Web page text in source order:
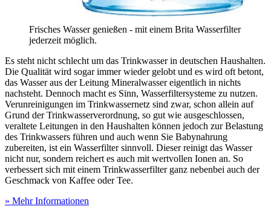
Frisches Wasser genießen - mit einem Brita Wasserfilter
jederzeit möglich.
Es steht nicht schlecht um das Trinkwasser in deutschen Haushalten.
Die Qualität wird sogar immer wieder gelobt und es wird oft betont,
das Wasser aus der Leitung Mineralwasser eigentlich in nichts
nachsteht. Dennoch macht es Sinn, Wasserfiltersysteme zu nutzen.
Verunreinigungen im Trinkwassernetz sind zwar, schon allein auf
Grund der Trinkwasserverordnung, so gut wie ausgeschlossen,
veraltete Leitungen in den Haushalten können jedoch zur Belastung
des Trinkwassers führen und auch wenn Sie Babynahrung
zubereiten, ist ein Wasserfilter sinnvoll. Dieser reinigt das Wasser
nicht nur, sondern reichert es auch mit wertvollen Ionen an. So
verbessert sich mit einem Trinkwasserfilter ganz nebenbei auch der
Geschmack von Kaffee oder Tee.
» Mehr Informationen